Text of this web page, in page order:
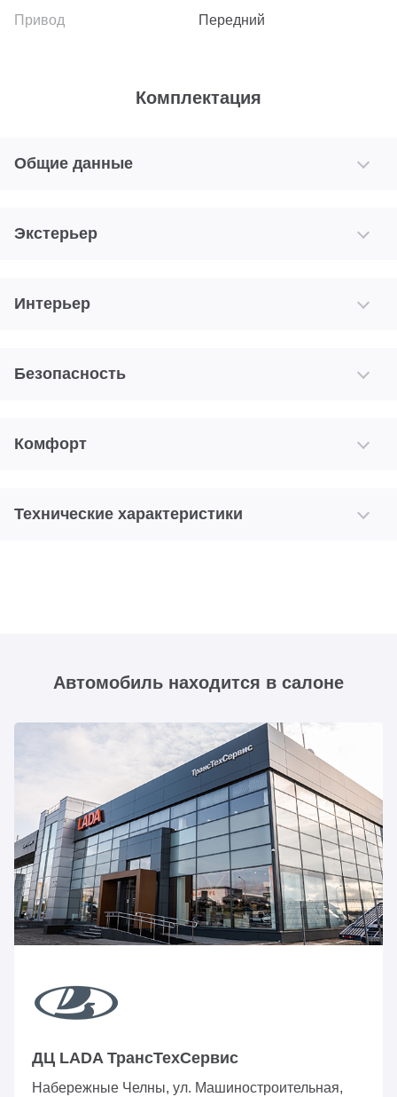
Передний
Комплектация
Общие данные
Экстерьер
Интерьер
Безопасность
Комфорт
Технические характеристики
Автомобиль находится в салоне
ДЦ LADA ТрансТехСервис
Набережные Челны, ул. Машиностроительная,